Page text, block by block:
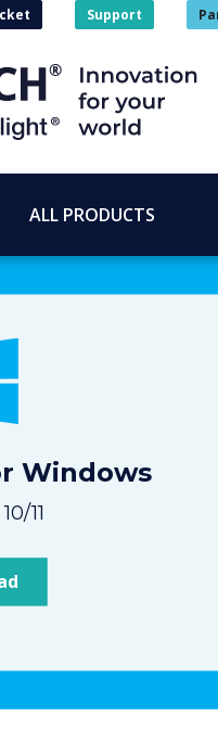
Support
ALL PRODUCTS
Windows
11